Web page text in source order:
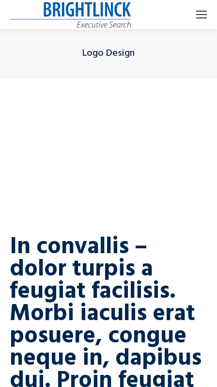
Logo Design
In convallis –
dolor turpis a
feugiat facilisis.
Morbi iaculis erat
posuere, congue
neque in, dapibus